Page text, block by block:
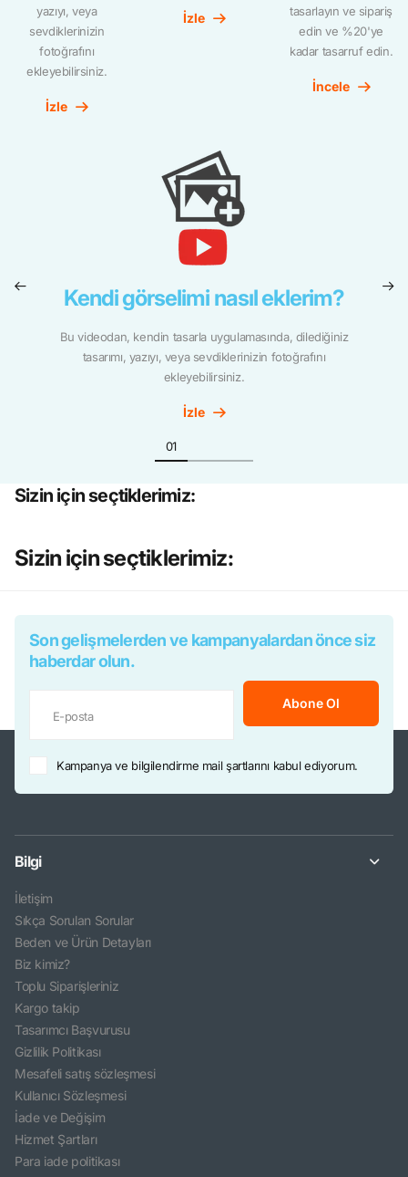
yazıyı, veya
sevdiklerinizin
fotoğrafını
ekleyebilirsiniz.
İzle
İzle
tasarlayın ve sipariş
edin ve %20'ye
kadar tasarruf edin.
İncele
Kendi görselimi nasıl eklerim?
Bu videodan, kendin tasarla uygulamasında, dilediğiniz
tasarımı, yazıyı, veya sevdiklerinizin fotoğrafını
ekleyebilirsiniz.
İzle
Sizin için seçtiklerimiz:
Sizin için seçtiklerimiz:
Son gelişmelerden ve kampanyalardan önce siz
haberdar olun.
Abone Ol
Kampanya ve bilgilendirme mail şartlarını kabul ediyorum.
Bilgi
İletişim
Sıkça Sorulan Sorular
Beden ve Ürün Detayları
Biz kimiz?
Toplu Siparişleriniz
Kargo takip
Tasarımcı Başvurusu
Gizlilik Politikası
Mesafeli satış sözleşmesi
Kullanıcı Sözleşmesi
İade ve Değişim
Hizmet Şartları
Para iade politikası